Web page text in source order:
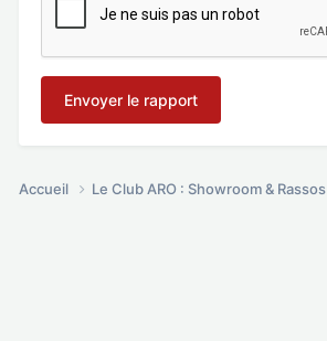
Envoyer le rapport
Accueil Le Club ARO : Showroom & Rassos